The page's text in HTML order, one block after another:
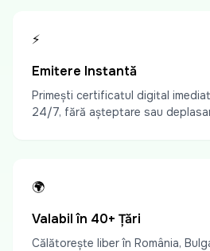
⚡
Emitere Instantă
Primești certificatul digital
24/7, fără așteptare sau
🌍
Valabil în 40+ Țări
Călătorește liber în România,